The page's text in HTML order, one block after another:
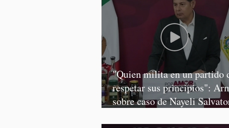
"Quien milita en un partido
respetar sus principios":
sobre caso de Nayeli